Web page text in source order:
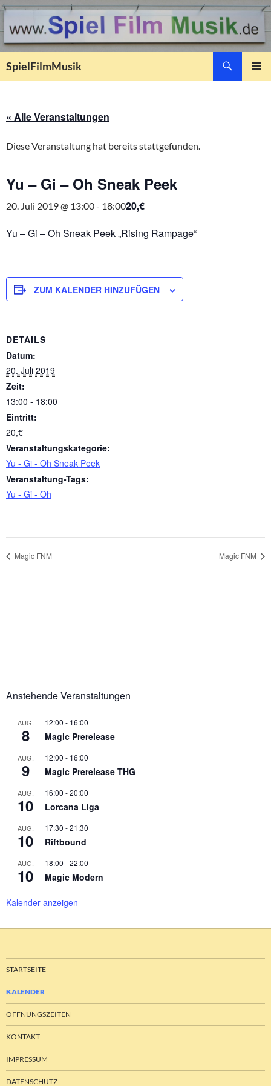
SpielFilmMusik
« Alle Veranstaltungen
Diese Veranstaltung hat bereits stattgefunden.
Yu – Gi – Oh Sneak Peek
20. Juli 2019 @ 13:00- 18:0020,€
Yu – Gi – Oh Sneak Peek „Rising Rampage“
ZUM KALENDER HINZUFÜGEN
DETAILS
Datum:
20. Juli 2019
Zeit:
13:00 - 18:00
Eintritt:
20,€
Veranstaltungskategorie:
Yu - Gi - Oh Sneak Peek
Veranstaltung-Tags:
Yu - Gi - Oh
Magic FNM Magic FNM
Anstehende Veranstaltungen
AUG.
8
12:00 - 16:00
Magic Prerelease
AUG.
9
12:00 - 16:00
Magic Prerelease THG
AUG.
10
16:00 -20:00
Lorcana Liga
AUG.
10
17:30 -21:30
Riftbound
AUG.
10
18:00 -22:00
Magic Modern
Kalender anzeigen
STARTSEITE
KALENDER
ÖFFNUNGSZEITEN
KONTAKT
IMPRESSUM
DATENSCHUTZ